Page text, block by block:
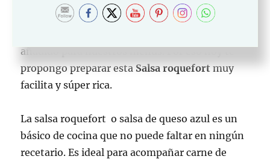
de gran parte de los platos que degustamos
añadido para nuestros menús. Por eso hoy te
propongo preparar esta Salsa roquefort muy
facilita y súper rica.
La salsa roquefort o salsa de queso azul es un
básico de cocina que no puede faltar en ningún
recetario. Es ideal para acompañar carne de